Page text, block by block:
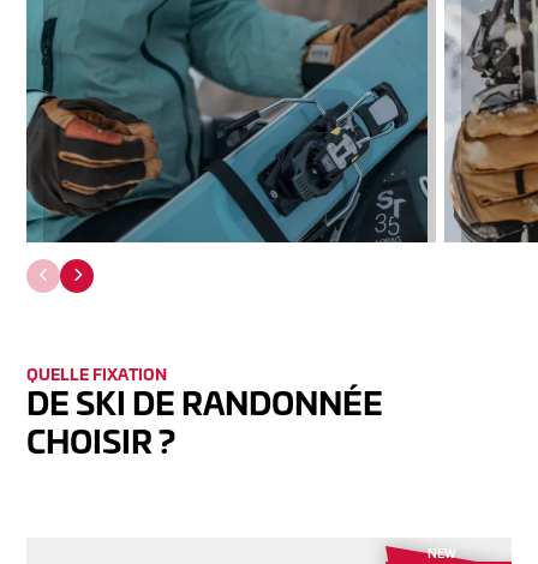
QUELLE FIXAT­ION
DE SKI DE RANDONNÉE
CHOISIR ?
NEW